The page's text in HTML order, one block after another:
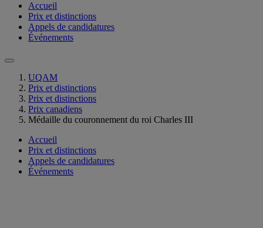
Accueil
Prix et distinctions
Appels de candidatures
Événements
UQAM
Prix et distinctions
Prix et distinctions
Prix canadiens
Médaille du couronnement du roi Charles III
Accueil
Prix et distinctions
Appels de candidatures
Événements